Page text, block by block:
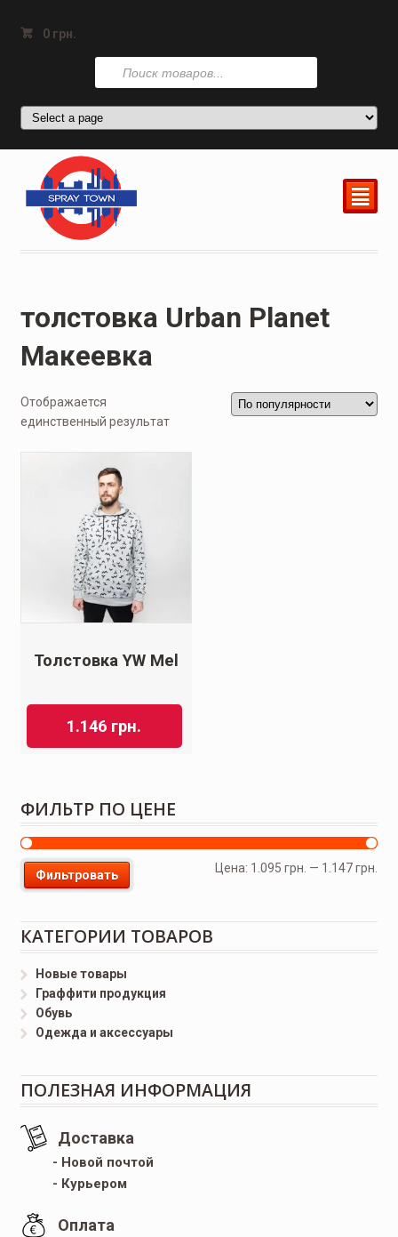
0 грн.
Поиск
товаров
²
толстовка Urban Planet
Макеевка
Отображается
единственный результат
Толстовка YW Mel
1.146 грн.
ФИЛЬТР ПО ЦЕНЕ
Фильтровать
Цена: 1.095 грн. — 1.147 грн.
КАТЕГОРИИ ТОВАРОВ
Новые товары
Граффити продукция
Обувь
Одежда и аксессуары
ПОЛЕЗНАЯ ИНФОРМАЦИЯ
Доставка
- Новой почтой
- Курьером
Оплата